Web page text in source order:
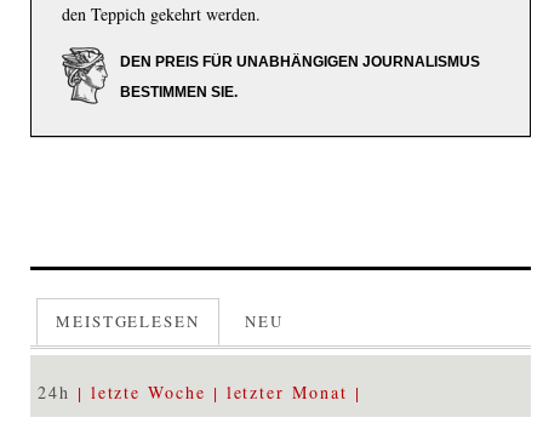
den Teppich gekehrt werden.
DEN PREIS FÜR UNABHÄNGIGEN JOURNALISMUS
BESTIMMEN SIE.
MEISTGELESEN NEU
24h letzte Woche letzter Monat